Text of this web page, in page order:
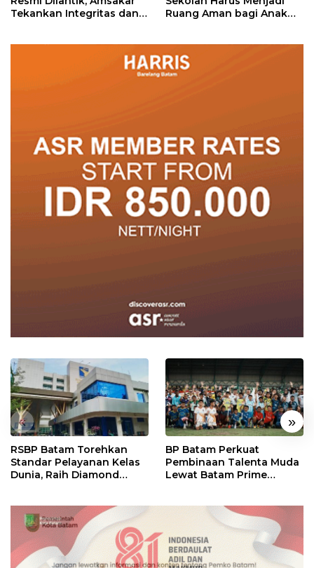
Tekankan Integritas dan
Ruang Aman bagi Anak
« »
RSBP Batam Torehkan
Standar Pelayanan Kelas
Dunia, Raih Diamond
BP Batam Perkuat
Pembinaan Talenta Muda
Lewat Batam Prime